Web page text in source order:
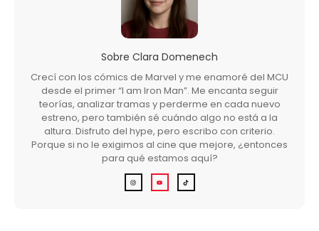
Sobre Clara Domenech
Crecí con los cómics de Marvel y me enamoré del MCU
desde el primer “I am Iron Man”. Me encanta seguir
teorías, analizar tramas y perderme en cada nuevo
estreno, pero también sé cuándo algo no está a la
altura. Disfruto del hype, pero escribo con criterio.
Porque si no le exigimos al cine que mejore, ¿entonces
para qué estamos aquí?